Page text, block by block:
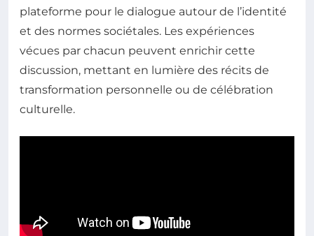
plateforme pour le dialogue autour de l’identité
et des normes sociétales. Les expériences
vécues par chacun peuvent enrichir cette
discussion, mettant en lumière des récits de
transformation personnelle ou de célébration
culturelle.